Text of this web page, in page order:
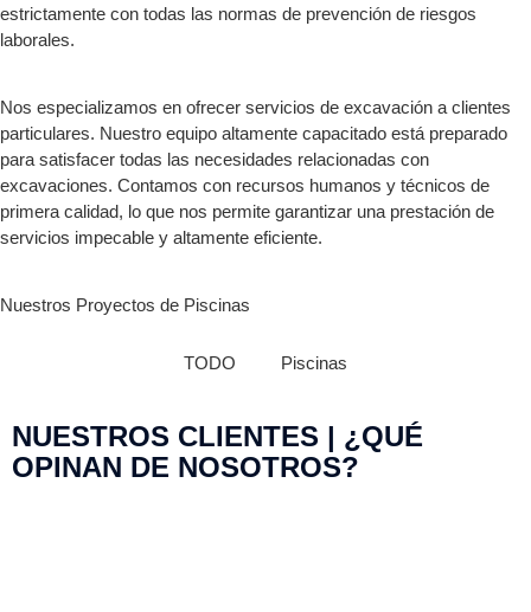
estrictamente con todas las normas de prevención de riesgos
laborales.
Nos especializamos en ofrecer servicios de excavación a clientes
particulares. Nuestro equipo altamente capacitado está preparado
para satisfacer todas las necesidades relacionadas con
excavaciones. Contamos con recursos humanos y técnicos de
primera calidad, lo que nos permite garantizar una prestación de
servicios impecable y altamente eficiente.
Nuestros Proyectos de Piscinas
TODO Piscinas
NUESTROS CLIENTES | ¿QUÉ
OPINAN DE NOSOTROS?